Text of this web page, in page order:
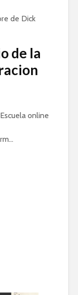
de Dick
de la
online